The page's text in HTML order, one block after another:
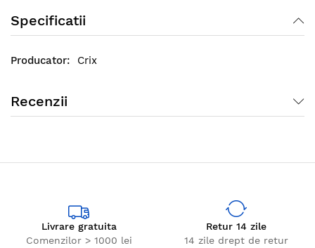
fi folosit atat in apartamente cat si case sau vile.
Specificatii
Crix
Recenzii
Livrare gratuita
Comenzilor > 1000 lei
Retur 14 zile
14 zile drept de retur